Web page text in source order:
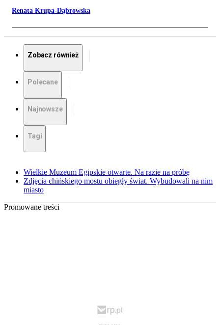
Renata Krupa-Dąbrowska
Zobacz również
Polecane
Najnowsze
Tagi
Wielkie Muzeum Egipskie otwarte. Na razie na próbę
Zdjęcia chińskiego mostu obiegły świat. Wybudowali na nim
miasto
Promowane treści